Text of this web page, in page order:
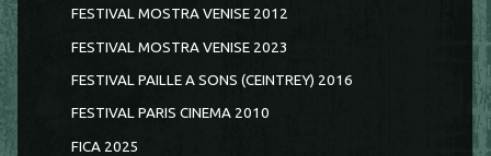
FESTIVAL MOSTRA VENISE 2012
FESTIVAL MOSTRA VENISE 2023
FESTIVAL PAILLE A SONS (CEINTREY) 2016
FESTIVAL PARIS CINEMA 2010
FICA 2025